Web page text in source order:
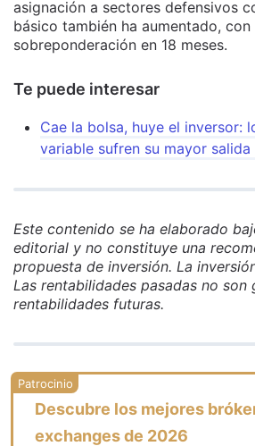
asignación a sectores defensivos
básico también ha aumentado,
sobreponderación en 18 meses.
Te puede interesar
Cae la bolsa, huye el inversor:
variable sufren su mayor
Este contenido se ha elaborado
editorial y no constituye una
propuesta de inversión. La
Las rentabilidades pasadas no son
rentabilidades futuras.
Descubre los mejores
exchanges de 2026